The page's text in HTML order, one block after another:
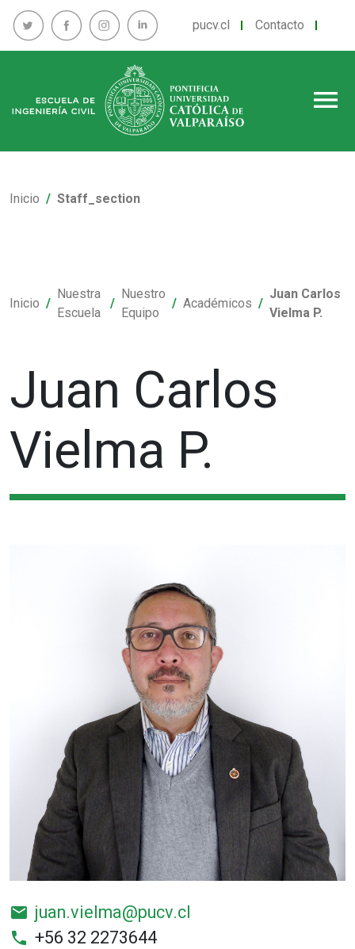
pucv.cl Contacto
menu
Inicio Staff_section
Inicio
Nuestra
Escuela
Nuestro
Equipo
Académicos
Juan Carlos
Vielma P.
Juan Carlos
Vielma P.
email juan.vielma@pucv.cl
phone +56 32 2273644